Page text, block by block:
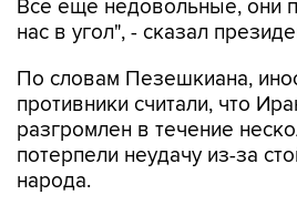
По словам Пезешкиана,
разгромлен в течение
потерпели неудачу из-за
народа.
"Стойкость и решимость